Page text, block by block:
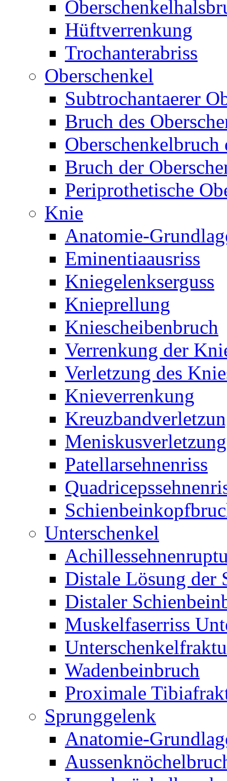
Hüftverrenkung
Trochanterabriss
Oberschenkel
Subtrochantaerer
Bruch des
Oberschenkelbruch
Bruch der
Periprothetische
Knie
Anatomie-
Eminentiaausriss
Kniegelenkserguss
Knieprellung
Kniescheibenbruch
Verrenkung der
Verletzung des
Knieverrenkung
Meniskusverletzung
Patellarsehnenriss
Unterschenkel
Distale Lösung der
Distaler
Muskelfaserriss
Wadenbeinbruch
Proximale
Sprunggelenk
Anatomie-